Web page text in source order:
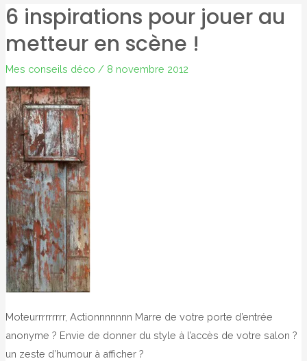
6 inspirations pour jouer au
metteur en scène !
Mes conseils déco / 8 novembre 2012
Moteurrrrrrrrr, Actionnnnnnn Marre de votre porte d’entrée
anonyme ? Envie de donner du style à l’accès de votre salon ?
un zeste d’humour à afficher ?